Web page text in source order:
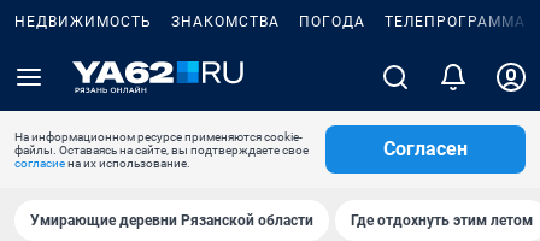
НЕДВИЖИМОСТЬ ЗНАКОМСТВА ПОГОДА ТЕЛЕПРОГРАММА
На информационном ресурсе применяются cookie-
файлы. Оставаясь на сайте, вы подтверждаете свое
согласиена их использование.
Согласен
Умирающие деревни Рязанской области Где отдохнуть этим летом